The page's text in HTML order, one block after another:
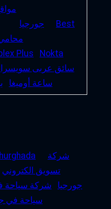
جورجيا
Best
Plus
Nokta
سائق عربى سويسرا
ساعة أوميغا
شركة
تسويق الكتروني
جورجيا
شركة سياحة
سياحة في